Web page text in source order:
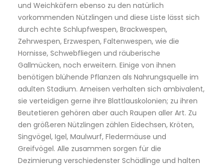
und Weichkäfern ebenso zu den natürlich
vorkommenden Nützlingen und diese Liste lässt sich
durch echte Schlupfwespen, Brackwespen,
Zehrwespen, Erzwespen, Faltenwespen, wie die
Hornisse, Schwebfliegen und räuberische
Gallmücken, noch erweitern. Einige von ihnen
benötigen blühende Pflanzen als Nahrungsquelle im
adulten Stadium. Ameisen verhalten sich ambivalent,
sie verteidigen gerne ihre Blattlauskolonien; zu ihren
Beutetieren gehören aber auch Raupen aller Art. Zu
den größeren Nützlingen zählen Eidechsen, Kröten,
Singvögel, Igel, Maulwurf, Fledermäuse und
Greifvögel. Alle zusammen sorgen für die
Dezimierung verschiedenster Schädlinge und halten